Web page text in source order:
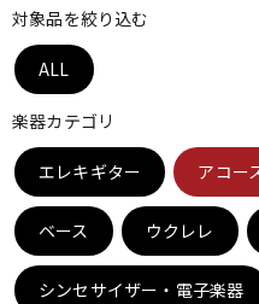
ドラム
キーボード
対象品を絞り込む
ALL
楽器カテゴリ
エレキギター アコー
ベース ウクレレ
シンセサイザー・電子楽器